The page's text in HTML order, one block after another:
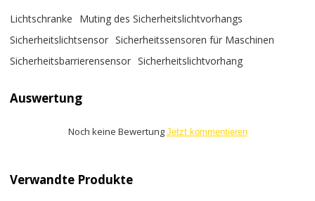
Lichtschranke
Muting des Sicherheitslichtvorhangs
Sicherheitslichtsensor Sicherheitssensoren für Maschinen
Sicherheitsbarrierensensor Sicherheitslichtvorhang
Auswertung
Noch keine Bewertung Jetzt kommentieren
Verwandte Produkte